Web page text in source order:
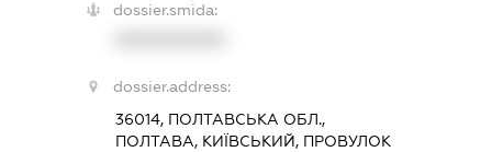
dossier.smida:
dossier.address:
36014, ПОЛТАВСЬКА ОБЛ.,
ПОЛТАВА, КИЇВСЬКИЙ, ПРОВУЛОК